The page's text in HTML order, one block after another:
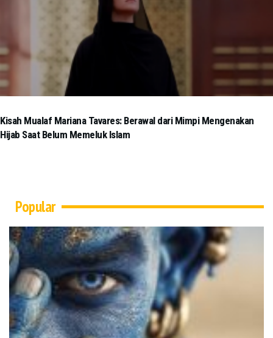
Kisah Mualaf Mariana Tavares: Berawal dari Mimpi Mengenakan
Hijab Saat Belum Memeluk Islam
Popular